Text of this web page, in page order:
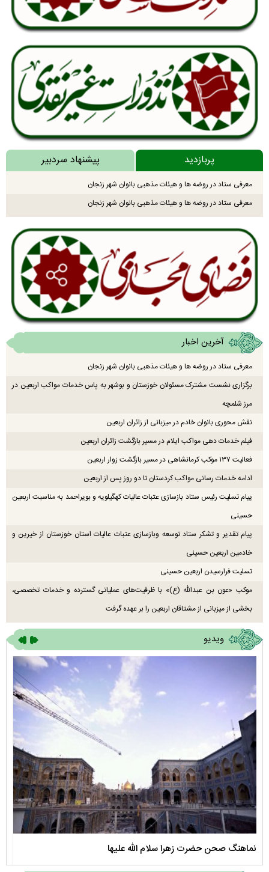
پربازدید پیشنهاد سردبیر
معرفی ستاد در روضه ها و هیئات مذهبی بانوان شهر زنجان
معرفی ستاد در روضه ها و هیئات مذهبی بانوان شهر زنجان
آخرین اخبار
معرفی ستاد در روضه ها و هیئات مذهبی بانوان شهر زنجان
برگزاری نشست مشترک مسئولان خوزستان و بوشهر به پاس خدمات مواکب اربعین در
مرز شلمچه
نقش محوری بانوان خادم در میزبانی از زائران اربعین
فیلم خدمات دهی مواکب ایلام در مسیر بازگشت زائران اربعین
فعالیت ۱۳۷ موکب کرمانشاهی در مسیر بازگشت زوار اربعین
ادامه خدمات رسانی مواکب کردستان تا دو روز پس از اربعین
پیام تسلیت رئیس ستاد بازسازی عتبات عالیات کهگیلویه و بویراحمد به مناسبت اربعین
حسینی
پیام تقدیر و تشکر ستاد توسعه وبازسازی عتبات عالیات استان خوزستان از خیرین و
خادمین اربعین حسینی
تسلیت فرارسیدن اربعین حسینی
موکب «عون بن عبدالله (ع)» با ظرفیت‌های عملیاتی گسترده و خدمات تخصصی،
بخشی از میزبانی از مشتاقان اربعین را بر عهده گرفت
ویدیو
نماهنگ صحن حضرت زهرا سلام الله علیها